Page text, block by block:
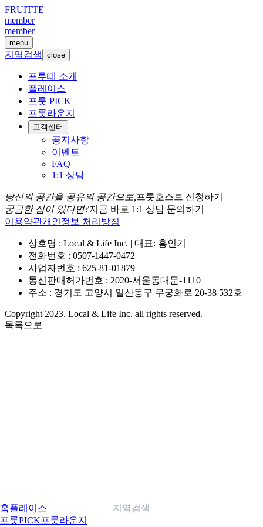
FRUITTE
member
member
menu
지역검색 close
프루떼 소개
플레이스
프룻 PICK
프룻라운지
고객센터
공지사항
이벤트
FAQ
1:1 상담
당신의 공간을 공유의 공간으로, 프룻호스트 신청하기
궁금한 점이 있다면?지금 바로 1:1 상담 문의하기
이용약관개인정보 처리방침
상호명 : Local & Life Inc. | 대표: 홍인기
전화번호 : 0507-1447-0472
사업자번호 : 625-81-01879
통신판매허가번호 : 2020-서울동대문-1110
주소 : 경기도 고양시 일산동구 무궁화로 20-38 532호
Copyright 2023. Local & Life Inc. all rights reserved.
목록으로
홈플레이스
프룻PICK프룻라운지
지역검색